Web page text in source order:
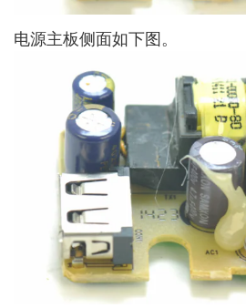
电源主板侧面如下图。